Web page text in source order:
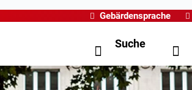
Gebärdensprache
Suche